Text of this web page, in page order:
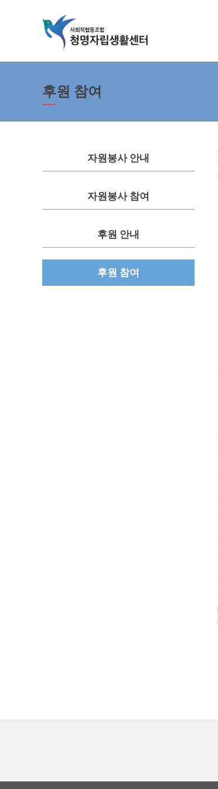
후원 참여
자원봉사 안내
자원봉사 참여
후원 안내
후원 참여